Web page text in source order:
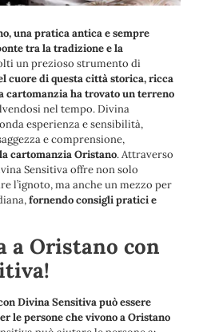
una pratica antica e sempre
tra la tradizione e la
un prezioso strumento di
cuore di questa città storica, ricca
cartomanzia ha trovato un terreno
nel tempo. Divina
esperienza e sensibilità,
e comprensione,
cartomanzia Oristano. Attraverso
Sensitiva offre non solo
l’ignoto, ma anche un mezzo per
fornendo consigli pratici e
a Oristano con
Divina Sensitiva può essere
le persone che vivono a Oristano